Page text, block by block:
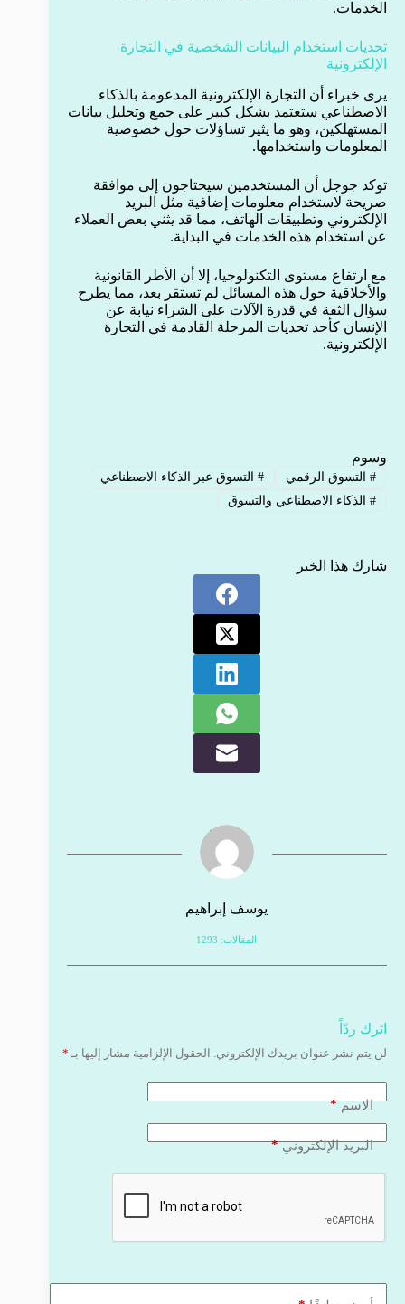
الخدمات.
تحديات استخدام البيانات الشخصية في التجارة
الإلكترونية
يرى خبراء أن التجارة الإلكترونية المدعومة بالذكاء
الاصطناعي ستعتمد بشكل كبير على جمع وتحليل بيانات
المستهلكين، وهو ما يثير تساؤلات حول خصوصية
المعلومات واستخدامها.
توكد جوجل أن المستخدمين سيحتاجون إلى موافقة
صريحة لاستخدام معلومات إضافية مثل البريد
الإلكتروني وتطبيقات الهاتف، مما قد يثني بعض العملاء
عن استخدام هذه الخدمات في البداية.
مع ارتفاع مستوى التكنولوجيا، إلا أن الأطر القانونية
والأخلاقية حول هذه المسائل لم تستقر بعد، مما يطرح
سؤال الثقة في قدرة الآلات على الشراء نيابة عن
الإنسان كأحد تحديات المرحلة القادمة في التجارة
الإلكترونية.
وسوم
#التسوق الرقمي #التسوق عبر الذكاء الاصطناعي
#الذكاء الاصطناعي والتسوق
شارك هذا الخبر
يوسف إبراهيم
المقالات: 1293
اترك ردّاً
لن يتم نشر عنوان بريدك الإلكتروني. الحقول الإلزامية مشار إليها بـ *
الاسم*
البريد الإلكتروني*